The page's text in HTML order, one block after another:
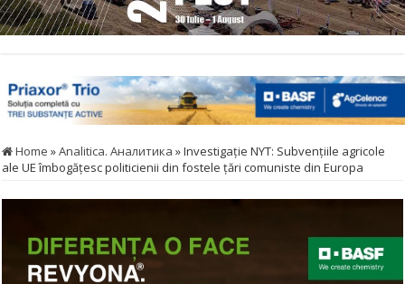
Home »Analitica. Аналитика »Investigație NYT: Subvențiile agricole
ale UE îmbogățesc politicienii din fostele țări comuniste din Europa